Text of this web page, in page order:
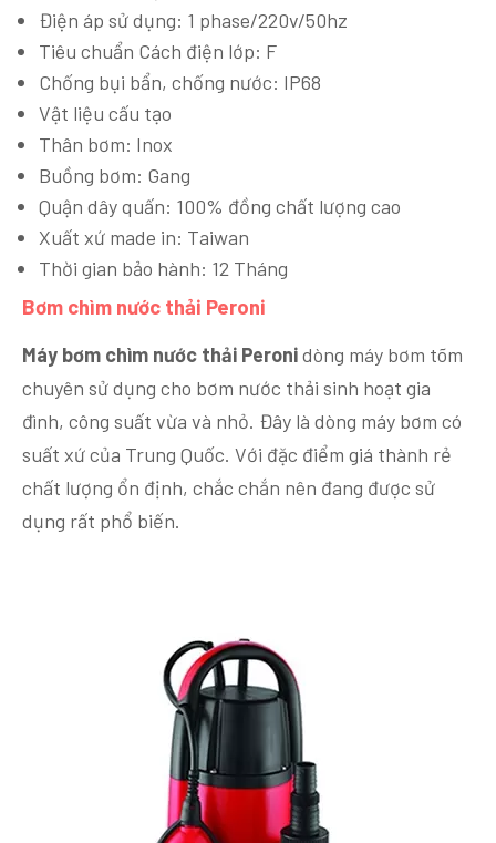
Điện áp sử dụng: 1 phase/220v/50hz
Tiêu chuẩn Cách điện lớp: F
Chống bụi bẩn, chống nước: IP68
Vật liệu cấu tạo
Thân bơm: Inox
Buồng bơm: Gang
Quận dây quấn: 100% đồng chất lượng cao
Xuất xứ made in: Taiwan
Thời gian bảo hành: 12 Tháng
Bơm chìm nước thải Peroni
Máy bơm chìm nước thải Peronidòng máy bơm tõm
chuyên sử dụng cho bơm nước thải sinh hoạt gia
đình, công suất vừa và nhỏ. Đây là dòng máy bơm có
suất xứ của Trung Quốc. Với đặc điểm giá thành rẻ
chất lượng ổn định, chắc chắn nên đang được sử
dụng rất phổ biến.